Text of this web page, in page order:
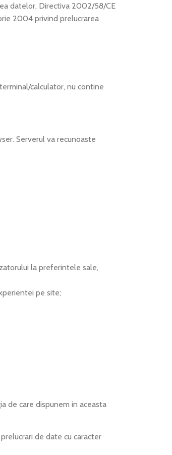
datelor, Directiva 2002/58/CE
2004 privind prelucrarea
calculator, nu contine
Serverul va recunoaste
la preferintele sale,
pe site;
de care dispunem in aceasta
de date cu caracter